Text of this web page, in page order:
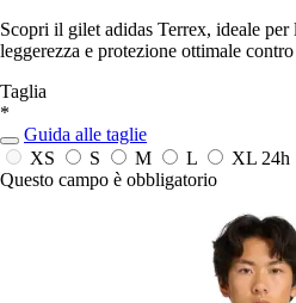
Scopri il gilet adidas Terrex, ideale per
leggerezza e protezione ottimale
Taglia
*
Guida alle taglie
XS
S M L XL 24h
Questo campo è obbligatorio